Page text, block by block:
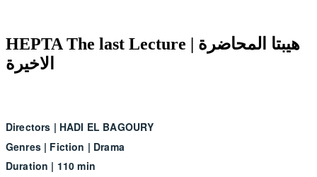
HEPTA The last Lecture | هيبتا المحاضرة
الاخيرة
Directors | HADI EL BAGOURY
Genres| Fiction | Drama
Duration | 110 min